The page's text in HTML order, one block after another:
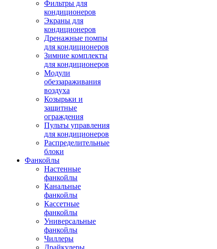
Фильтры для
кондиционеров
Экраны для
кондиционеров
Дренажные помпы
для кондиционеров
Зимние комплекты
для кондиционеров
Модули
обеззараживания
воздуха
Козырьки и
защитные
ограждения
Пульты управления
для кондиционеров
Распределительные
блоки
Фанкойлы
Настенные
фанкойлы
Канальные
фанкойлы
Кассетные
фанкойлы
Универсальные
фанкойлы
Чиллеры
Драйкулеры